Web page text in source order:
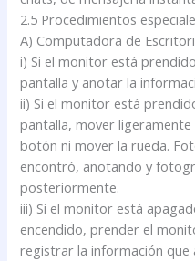
2.5 Procedimientos
A) Computadora de
i) Si el monitor está
pantalla y anotar la
ii) Si el monitor está
pantalla, mover
botón ni mover la rueda.
encontró, anotando y
posteriormente.
iii) Si el monitor está
encendido, prender el
registrar la información que